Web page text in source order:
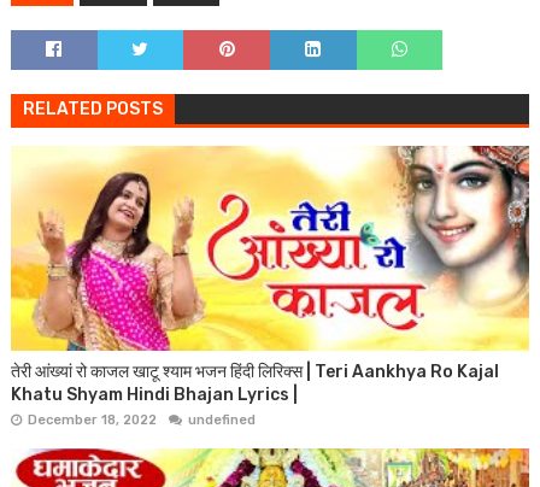
RELATED POSTS
तेरी आंख्यां रो काजल खाटू श्याम भजन हिंदी लिरिक्स | Teri Aankhya Ro Kajal
Khatu Shyam Hindi Bhajan Lyrics |
December 18, 2022 undefined